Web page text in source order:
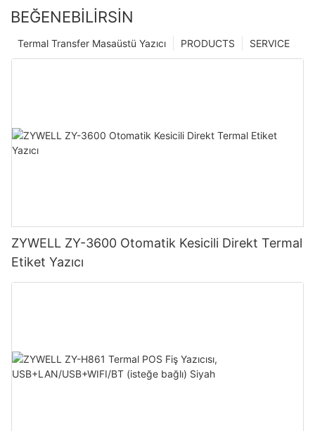
BEĞENEBILIRSIN
SERVICE
PRODUCTS
Termal Transfer Masaüstü Yazıcı
ZYWELL ZY-3600 Otomatik Kesicili Direkt Termal
Etiket Yazıcı